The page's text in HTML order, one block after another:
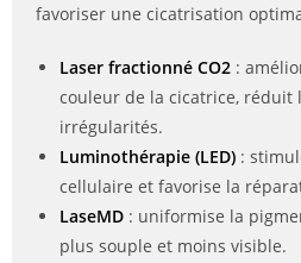
favoriser une cicatrisation
Laser fractionné CO2 :
couleur de la cicatrice, réduit
irrégularités.
Luminothérapie (LED) :
cellulaire et favorise la
LaseMD : uniformise la
plus souple et moins visible.